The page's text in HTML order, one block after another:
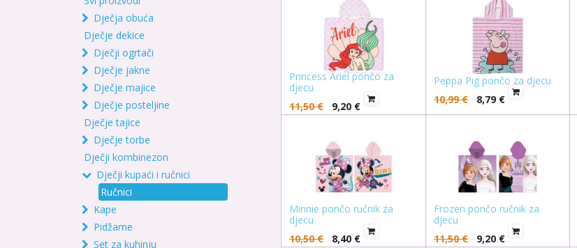
Dječja obuća
Dječje dekice
Dječji ogrtači
Dječje jakne
Dječje majice
Dječje posteljine
Dječje tajice
Dječje torbe
Dječji kombinezon
Dječji kupaći i ručnici
Ručnici
Kape
Pidžame
Set za kuhinju
Princess Ariel pončo za
djecu
11,50€ 9,20 €
Peppa Pig pončo za djecu
10,99€ 8,79 €
Minnie pončo ručnik za
djecu
10,50€ 8,40 €
Frozen pončo ručnik za
djecu
11,50€ 9,20 €